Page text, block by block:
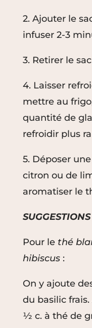
2. Ajouter le
infuser 2-3
3. Retirer le
4. Laisser
mettre au
quantité de
refroidir plus
5. Déposer
citron ou de
aromatiser le
Pour le thé
hibiscus :
On y ajoute
du basilic
½ c. à thé de